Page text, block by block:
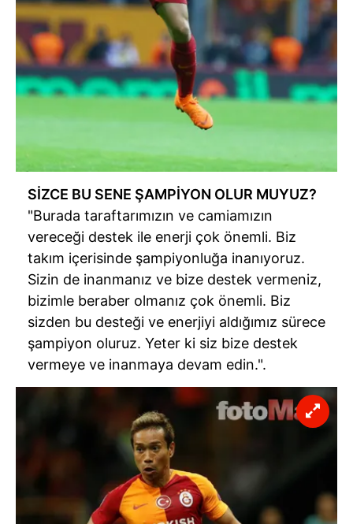
SİZCE BU SENE ŞAMPİYON OLUR MUYUZ?
"Burada taraftarımızın ve camiamızın
vereceği destek ile enerji çok önemli. Biz
takım içerisinde şampiyonluğa inanıyoruz.
Sizin de inanmanız ve bize destek vermeniz,
bizimle beraber olmanız çok önemli. Biz
sizden bu desteği ve enerjiyi aldığımız sürece
şampiyon oluruz. Yeter ki siz bize destek
vermeye ve inanmaya devam edin.".